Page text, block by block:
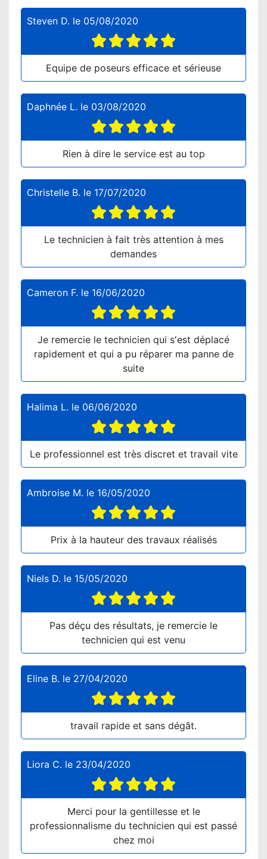
Steven D. le 05/08/2020
Equipe de poseurs efficace et sérieuse
Daphnée L. le 03/08/2020
Rien à dire le service est au top
Christelle B. le 17/07/2020
Le technicien à fait très attention à mes
demandes
Cameron F. le 16/06/2020
Je remercie le technicien qui s'est déplacé
rapidement et qui a pu réparer ma panne de
suite
Halima L. le 06/06/2020
Le professionnel est très discret et travail vite
Ambroise M. le 16/05/2020
Prix à la hauteur des travaux réalisés
Niels D. le 15/05/2020
Pas déçu des résultats, je remercie le
technicien qui est venu
Eline B. le 27/04/2020
travail rapide et sans dégât.
Liora C. le 23/04/2020
Merci pour la gentillesse et le
professionnalisme du technicien qui est passé
chez moi